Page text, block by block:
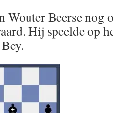
Wouter Beerse
Hij speelde op